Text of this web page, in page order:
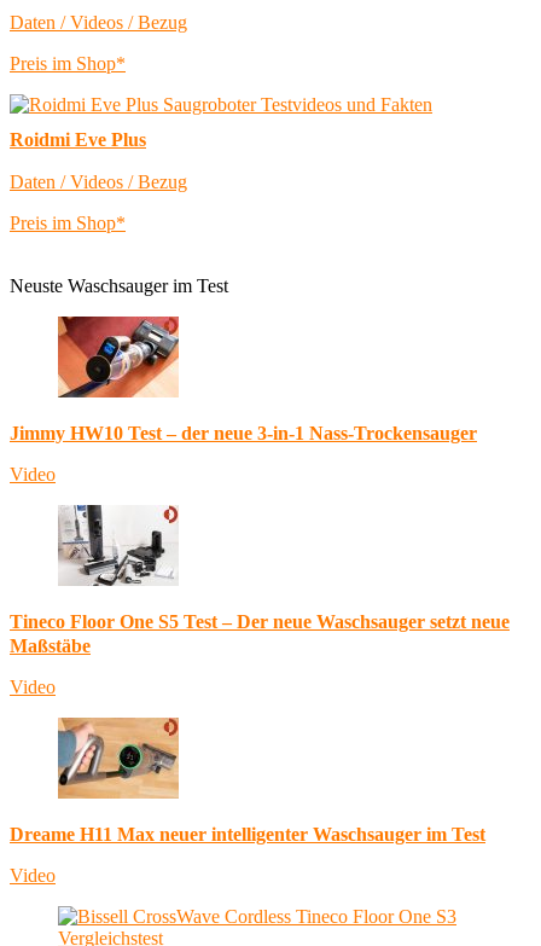
Daten / Videos / Bezug
Preis im Shop*
Roidmi Eve Plus
Daten / Videos / Bezug
Preis im Shop*
Neuste Waschsauger im Test
Jimmy HW10 Test – der neue 3-in-1 Nass-Trockensauger
Video
Tineco Floor One S5 Test – Der neue Waschsauger setzt neue
Maßstäbe
Video
Dreame H11 Max neuer intelligenter Waschsauger im Test
Video